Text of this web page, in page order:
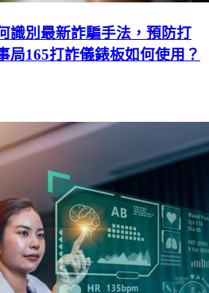
識別最新詐騙手法，預防打
局165打詐儀錶板如何使用？